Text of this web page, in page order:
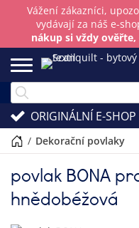
Vážení zákazníci,
vydávají za náš e-
nákup si vždy
ORIGINÁLNÍ E-SHOP
/ dekorační povlaky
povlak BONA
hnědobéžová